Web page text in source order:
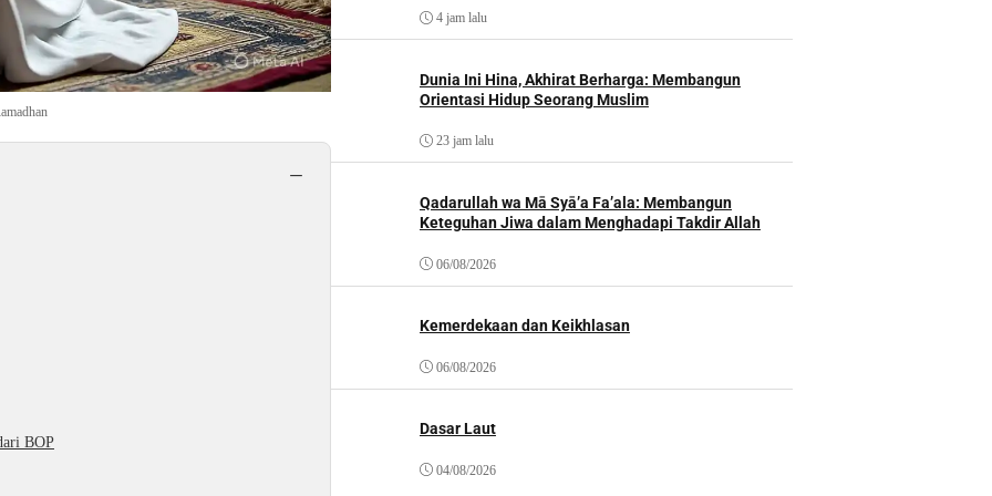
−
BOP
4 jam lalu
Dunia Ini Hina, Akhirat Berharga: Membangun
Orientasi Hidup Seorang Muslim
23 jam lalu
Qadarullah wa Mā Syā’a Fa’ala: Membangun
Keteguhan Jiwa dalam Menghadapi Takdir Allah
06/08/2026
Kemerdekaan dan Keikhlasan
06/08/2026
Dasar Laut
04/08/2026